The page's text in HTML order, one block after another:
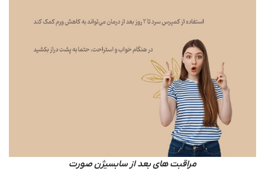
مراقبت های بعد از سابسیژن صورت